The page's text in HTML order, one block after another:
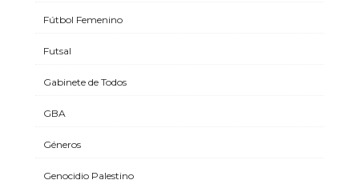
Fútbol Femenino
Futsal
Gabinete de Todos
GBA
Géneros
Genocidio Palestino